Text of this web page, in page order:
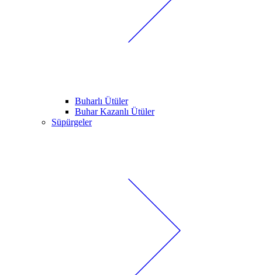
Buharlı Ütüler
Buhar Kazanlı Ütüler
Süpürgeler